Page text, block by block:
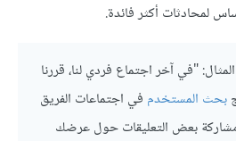
لمحادثات أكثر فائدة.
"في آخر اجتماع فردي لنا، قررنا
بحث المستخدم في اجتماعات الفريق
مشاركة بعض التعليقات حول عرضك